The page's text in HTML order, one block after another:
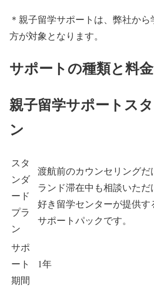
＊親子留学サポートは、弊社か
方が対象となります。
サポートの種類と料金
親子留学サポートス
ン
スタ
ンダ
ード
プラ
ン
渡航前のカウンセリング
ランド滞在中も相談いた
好き留学センターが提供
サポートパックです。
サポ
ート
期間
1年